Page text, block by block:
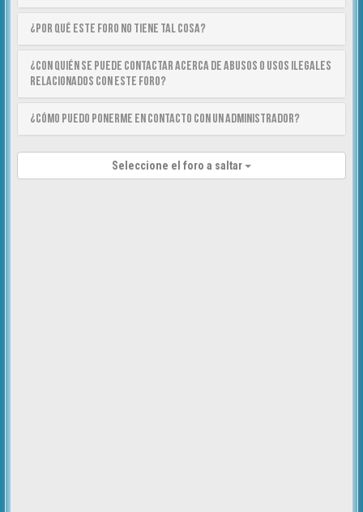
¿Por qué este foro no tiene tal cosa?
¿Con quién se puede contactar acerca de abusos o usos ilegales
relacionados con este foro?
¿Cómo puedo ponerme en contacto con un Administrador?
Seleccione el foro a saltar